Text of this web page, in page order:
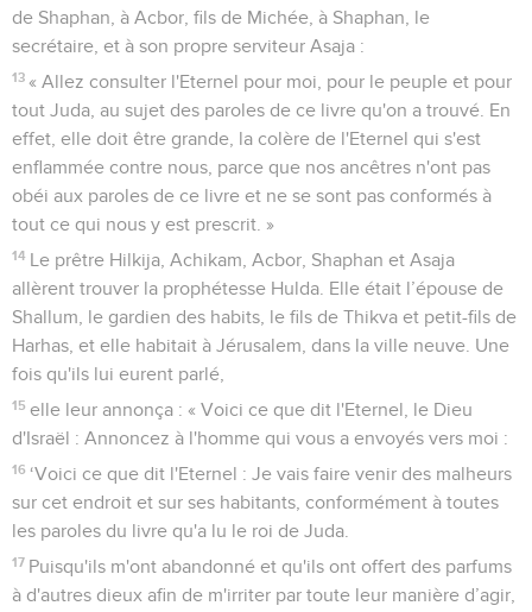
de Shaphan, à Acbor, fils de Michée, à Shaphan, le
secrétaire, et à son propre serviteur Asaja :
13 « Allez consulter l'Eternel pour moi, pour le peuple et pour
tout Juda, au sujet des paroles de ce livre qu'on a trouvé. En
effet, elle doit être grande, la colère de l'Eternel qui s'est
enflammée contre nous, parce que nos ancêtres n'ont pas
obéi aux paroles de ce livre et ne se sont pas conformés à
tout ce qui nous y est prescrit. »
14 Le prêtre Hilkija, Achikam, Acbor, Shaphan et Asaja
allèrent trouver la prophétesse Hulda. Elle était l’épouse de
Shallum, le gardien des habits, le fils de Thikva et petit-fils de
Harhas, et elle habitait à Jérusalem, dans la ville neuve. Une
fois qu'ils lui eurent parlé,
15 elle leur annonça : « Voici ce que dit l'Eternel, le Dieu
d'Israël : Annoncez à l'homme qui vous a envoyés vers moi :
16 ‘Voici ce que dit l'Eternel : Je vais faire venir des malheurs
sur cet endroit et sur ses habitants, conformément à toutes
les paroles du livre qu'a lu le roi de Juda.
17 Puisqu'ils m'ont abandonné et qu'ils ont offert des parfums
à d'autres dieux afin de m'irriter par toute leur manière d’agir,